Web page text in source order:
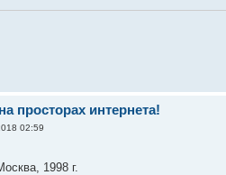
просторах интернета!
02:59
1998 г.